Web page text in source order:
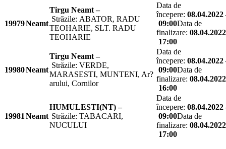
19979Neamt
Tirgu Neamt –
Străzile: ABATOR, RADU
TEOHARIE, SLT. RADU
TEOHARIE
Data de
începere: 08.04.2022
09:00Data de
finalizare:
17:00
19980Neamt
Tirgu Neamt –
Străzile: VERDE,
MARASESTI, MUNTENI, Ar?
arului, Cornilor
Data de
începere: 08.04.2022
09:00Data de
finalizare:
16:00
19981 Neamt
HUMULESTI(NT) –
Străzile: TABACARI,
NUCULUI
Data de
începere: 08.04.2022
09:00Data de
finalizare:
17:00